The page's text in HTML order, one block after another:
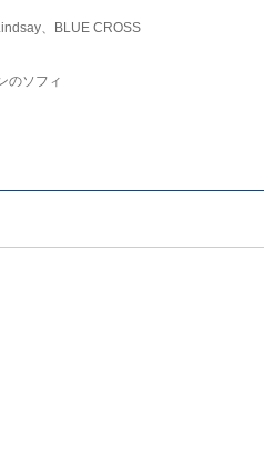
、BLUE CROSS
のソフィ